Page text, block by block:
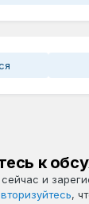
к
и
,